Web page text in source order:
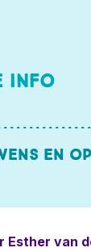
info
en
Esther van